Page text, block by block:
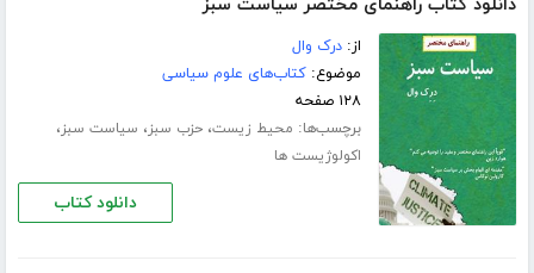
از:درک وال
موضوع:کتاب‌های علوم سیاسی
۱۲۸ صفحه
برچسب‌ها: محیط زیست،حزب سبز، سیاست سبز،
اکولوژیست ها
دانلود کتاب